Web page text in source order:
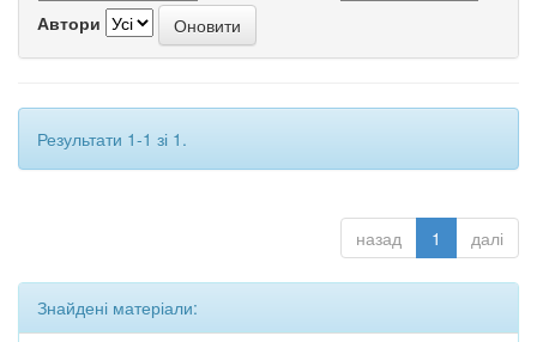
Автори
Результати 1-1 зі 1.
назад 1 далі
Знайдені матеріали: